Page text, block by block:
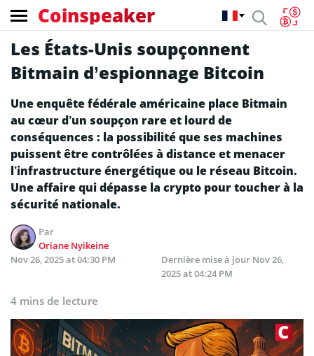
Coinspeaker
Les États-Unis soupçonnent
Bitmain d’espionnage Bitcoin
Une enquête fédérale américaine place Bitmain
au cœur d’un soupçon rare et lourd de
conséquences : la possibilité que ses machines
puissent être contrôlées à distance et menacer
l’infrastructure énergétique ou le réseau Bitcoin.
Une affaire qui dépasse la crypto pour toucher à la
sécurité nationale.
Par
Oriane Nyikeine
Nov 26, 2025 at 04:30 PM
Dernière mise à jour Nov 26,
2025 at 04:24 PM
4 mins de lecture